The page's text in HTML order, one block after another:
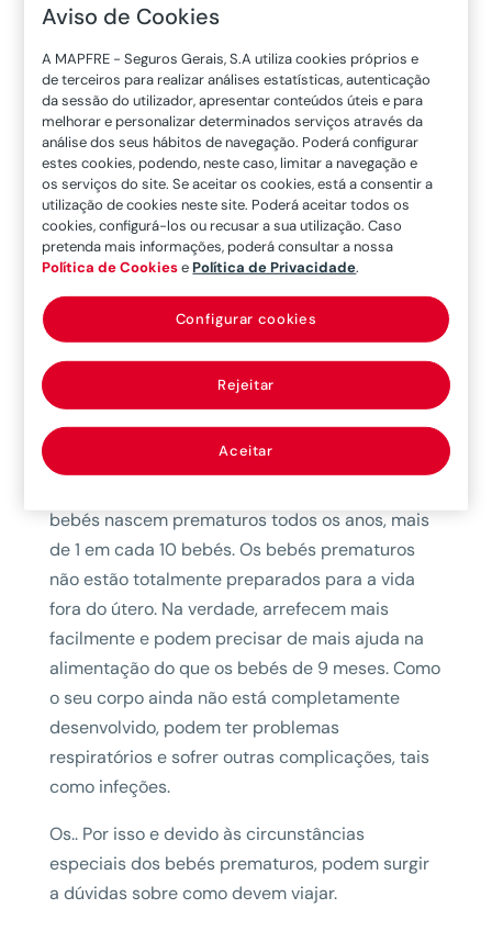
de carro com ele? A primeira coisa a ter em
conta é que cada caso é diferente e muitos
fatores devem ser considerados ao escolher a
melhor forma de viajar de carro com um bebé
prematuro. Neste artigo oferecemos algumas
recomendações básicas, mas, claro, o mais
importante éseguir as indicações do seu
médico pediatra, visto que nascer um mês
antes não é o mesmo que nascer dois ou mesmo
três meses antes da data prevista de parto.
Quando é que um bebé é considerado
prematuro? Segundo a
de Saúde (OMS)
considera-se que um bebé
équando nasce antes de completadas 37
semanas de gestação. Em geral, a gravidez
bebés nascem prematuros todos os anos, mais
de 1 em cada 10 bebés. Os bebés prematuros
não estão totalmente preparados para a vida
fora do útero. Na verdade, arrefecem mais
facilmente e podem precisar de mais ajuda na
alimentação do que os bebés de 9 meses. Como
o seu corpo ainda não está completamente
desenvolvido, podem ter problemas
respiratórios e sofrer outras complicações, tais
como infeções.
Os.. Por isso e devido às circunstâncias
especiais dos bebés prematuros, podem surgir
a dúvidas sobre como devem viajar.
Aviso de Cookies
A MAPFRE - Seguros Gerais, S.A utiliza cookies próprios e
de terceiros para realizar análises estatísticas, autenticação
da sessão do utilizador, apresentar conteúdos úteis e para
melhorar e personalizar determinados serviços através da
análise dos seus hábitos de navegação. Poderá configurar
estes cookies, podendo, neste caso, limitar a navegação e
os serviços do site. Se aceitar os cookies, está a consentir a
utilização de cookies neste site. Poderá aceitar todos os
cookies, configurá-los ou recusar a sua utilização. Caso
pretenda mais informações, poderá consultar a nossa
Política de CookiesePolítica de Privacidade.
Rejeitar
Aceitar
Configurar cookies